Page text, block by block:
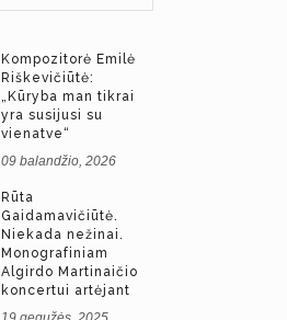
Kompozitorė Emilė
Riškevičiūtė:
„Kūryba man tikrai
yra susijusi su
vienatve“
09 balandžio, 2026
Rūta
Gaidamavičiūtė.
Niekada nežinai.
Monografiniam
Algirdo Martinaičio
koncertui artėjant